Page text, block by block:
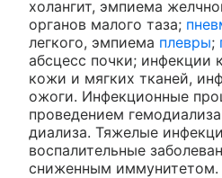
холангит, эмпиема
органов малого таза;
легкого, эмпиема плевры;
абсцесс почки; инфекции
кожи и мягких тканей,
ожоги. Инфекционные
проведением
диализа. Тяжелые
воспалительные
сниженным иммунитетом.